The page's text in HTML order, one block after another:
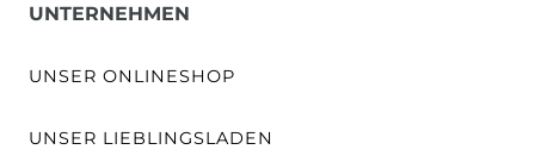
UNTERNEHMEN
UNSER ONLINESHOP
UNSER LIEBLINGSLADEN